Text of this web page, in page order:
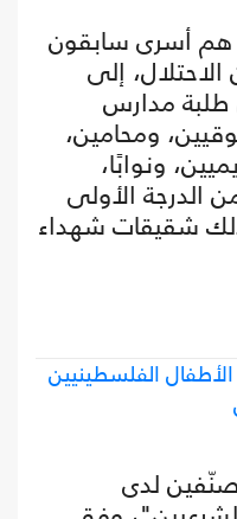
هم أسرى سابقون
إلى
مدارس
ومحامين،
ونوابًا،
الدرجة الأولى
شقيقات شهداء
الفلسطينيين
لدى